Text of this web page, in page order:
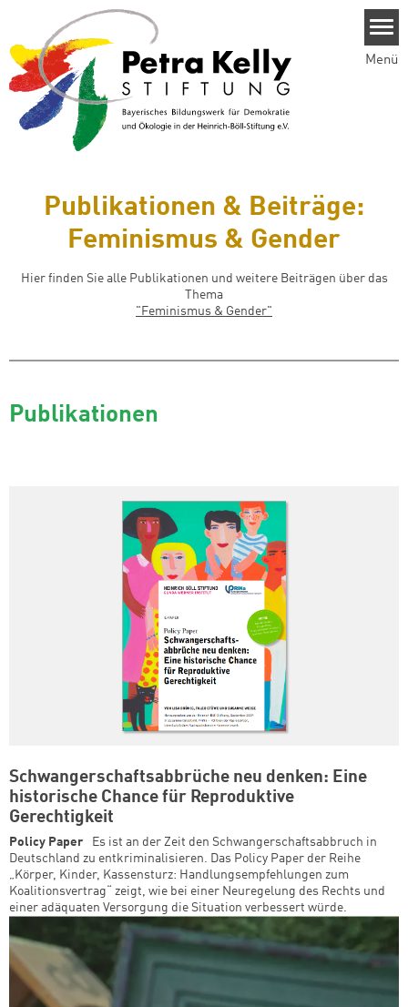
Menü
Publikationen & Beiträge:
Feminismus & Gender
Hier finden Sie alle Publikationen und weitere Beiträgen über das
Thema
" Feminismus & Gender"
Publikationen
Schwangerschaftsabbrüche neu denken: Eine
historische Chance für Reproduktive
Gerechtigkeit
Policy Paper
Es ist an der Zeit den Schwangerschaftsabbruch in
Deutschland zu entkriminalisieren. Das Policy Paper der Reihe
„Körper, Kinder, Kassensturz: Handlungsempfehlungen zum
Koalitionsvertrag“ zeigt, wie bei einer Neuregelung des Rechts und
einer adäquaten Versorgung die Situation verbessert würde.